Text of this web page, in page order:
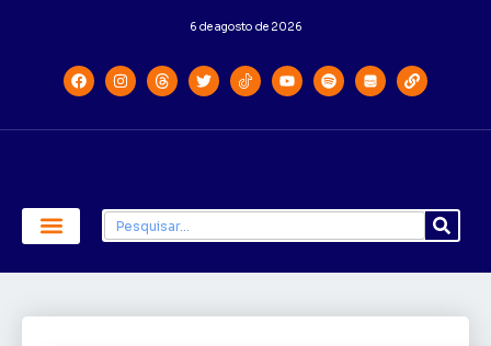
6 de agosto de 2026